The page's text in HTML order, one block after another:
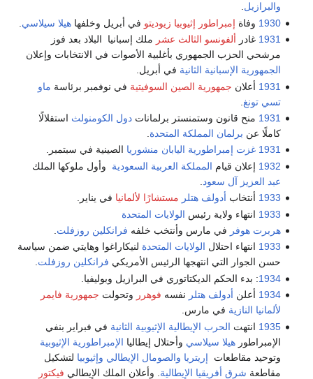
والبرازيل.
1930 وفاة إمبراطور إثيوبيا زيوديتو في أبريل وخلفهاهيلا سيلاسي
1931 غادر ألفونسو الثالث عشر ملك إسبانيا البلاد بعد فوز
مرشحي الحزب الجمهوري بأغلبية الأصوات في الانتخابات وإعلان
الجمهورية الإسبانية الثانية في أبريل.
1931 أعلان جمهورية الصين السوفيتية في نوفمبر برئاسة ماو
تسي تونغ
1931 منح قانون وستمنستر برلماناتدول الكومنولث استقلالًا
كاملًا عن برلمان المملكة المتحدة
1931 غزت إمبراطورية اليابان منشوريا الصينية في سبتمبر.
1932 إعلان قيام المملكة العربية السعودية وأول ملوكها الملك
عبد العزيز آل سعود
1933 أنتخاب أدولف هتلر مستشارًا لألمانيا في يناير.
1933 انتهاء ولاية رئيس الولايات المتحدة
هربرت هوفر في مارس وأنتخب خلفه فرانكلين روزفلت
1933 انتهاء احتلال الولايات المتحدة لنيكاراغوا وهايتي ضمن سياسة
حسن الجوار التي انتهجها الرئيس الأمريكي فرانكلين روزفلت.
1934: بدء الحكم الديكتاتوري في البرازيل وبوليفيا.
1934 أعلن أدولف هتلر نفسه فوهرر وتحولت جمهورية فايمر
لألمانيا النازية في مارس.
1935 انتهت الحرب الإيطالية الإثيوبية الثانية في فبراير بنفي
الإمبراطورهيلا سيلاسي وأحتلال إيطاليا الإمبراطورية الإثيوبية
وتوحيد مقاطعات إريتريا والصومال الإيطالي وإثيوبيا لتشكيل
مقاطعة شرق أفريقيا الإيطالية . وأعلان الملك الإيطالي فيكتور